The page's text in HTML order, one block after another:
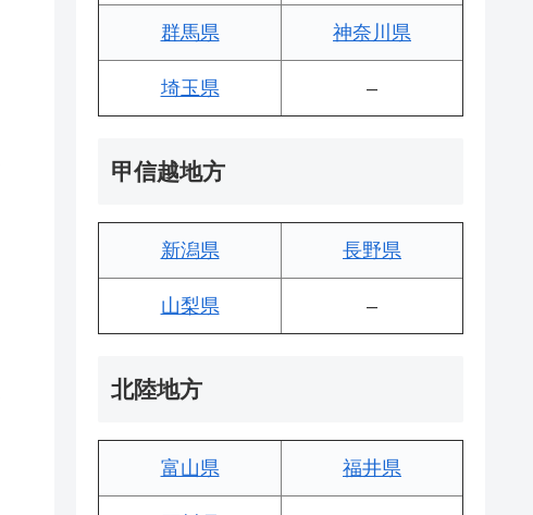
群馬県 神奈川県
埼玉県 –
甲信越地方
新潟県 長野県
山梨県 –
北陸地方
富山県 福井県